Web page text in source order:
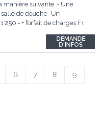
manière suivante :- Une
de douche- Un
+ forfait de charges Fr.
contacter au 024 472 42
DEMANDE
D'INFOS
6 7 8 9